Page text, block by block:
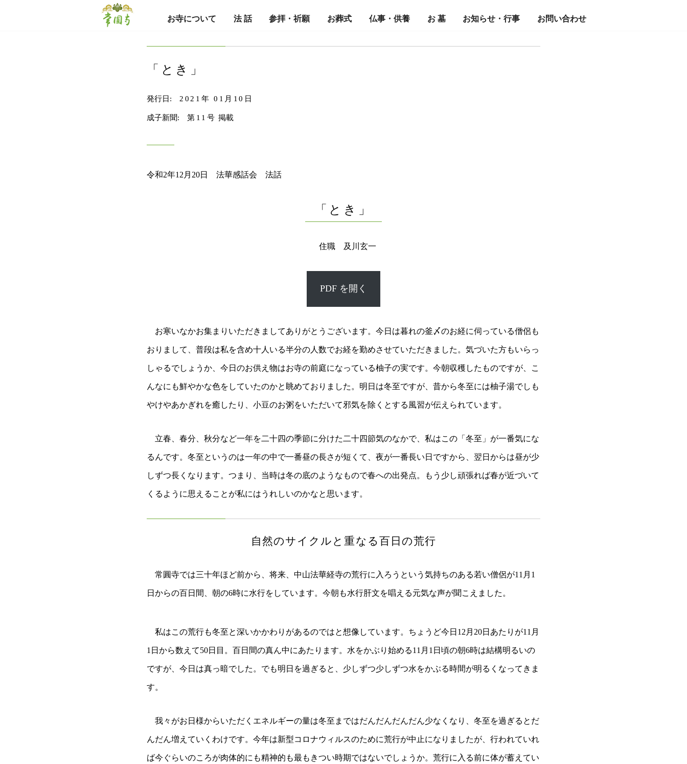
お寺について 法 話 参拝・祈願 お葬式 仏事・供養 お 墓 お知らせ・行事 お問い合わせ
「とき」
発行日: 2021年 01月10日
成子新聞: 第11号 掲載
令和2年12月20日 法華感話会 法話
「とき」
住職 及川玄一
PDF を開く
お寒いなかお集まりいただきましてありがとうございます。今日は暮れの釜〆のお経に伺っている僧侶も
おりまして、普段は私を含め十人いる半分の人数でお経を勤めさせていただきました。気づいた方もいらっ
しゃるでしょうか、今日のお供え物はお寺の前庭になっている柚子の実です。今朝収穫したものですが、こ
んなにも鮮やかな色をしていたのかと眺めておりました。明日は冬至ですが、昔から冬至には柚子湯でしも
やけやあかぎれを癒したり、小豆のお粥をいただいて邪気を除くとする風習が伝えられています。
立春、春分、秋分など一年を二十四の季節に分けた二十四節気のなかで、私はこの「冬至」が一番気にな
るんです。冬至というのは一年の中で一番昼の長さが短くて、夜が一番長い日ですから、翌日からは昼が少
しずつ長くなります。つまり、当時は冬の底のようなもので春への出発点。もう少し頑張れば春が近づいて
くるように思えることが私にはうれしいのかなと思います。
自然のサイクルと重なる百日の荒行
常圓寺では三十年ほど前から、将来、中山法華経寺の荒行に入ろうという気持ちのある若い僧侶が11月1
日からの百日間、朝の6時に水行をしています。今朝も水行肝文を唱える元気な声が聞こえました。
私はこの荒行も冬至と深いかかわりがあるのではと想像しています。ちょうど今日12月20日あたりが11月
1日から数えて50日目。百日間の真ん中にあたります。水をかぶり始める11月1日頃の朝6時は結構明るいの
ですが、今日は真っ暗でした。でも明日を過ぎると、少しずつ少しずつ水をかぶる時間が明るくなってきま
す。
我々がお日様からいただくエネルギーの量は冬至まではだんだんだんだん少なくなり、冬至を過ぎるとだ
んだん増えていくわけです。今年は新型コロナウィルスのために荒行が中止になりましたが、行われていれ
ば今ぐらいのころが肉体的にも精神的も最もきつい時期ではないでしょうか。荒行に入る前に体が蓄えてい